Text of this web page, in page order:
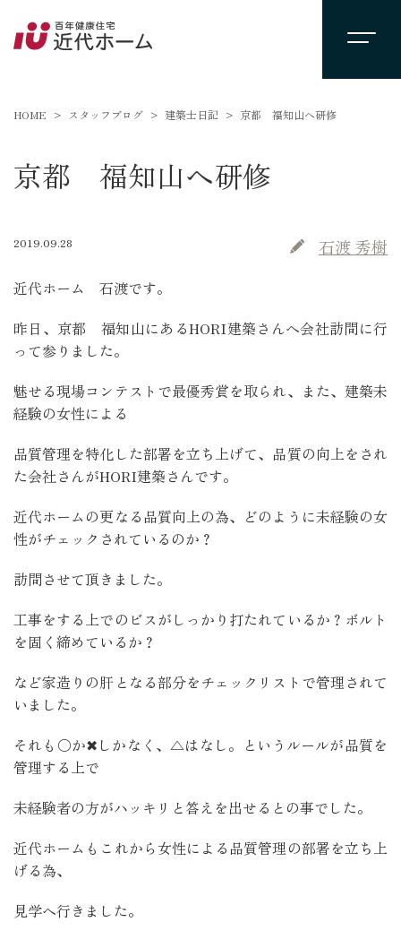
HOME スタッフブログ 建築士日記 京都 福知山へ研修
京都 福知山へ研修
2019.09.28 石渡 秀樹
近代ホーム 石渡です。
昨日、京都 福知山にあるHORI建築さんへ会社訪問に行
って参りました。
魅せる現場コンテストで最優秀賞を取られ、また、建築未
経験の女性による
品質管理を特化した部署を立ち上げて、品質の向上をされ
た会社さんがHORI建築さんです。
近代ホームの更なる品質向上の為、どのように未経験の女
性がチェックされているのか？
訪問させて頂きました。
工事をする上でのビスがしっかり打たれているか？ボルト
を固く締めているか？
など家造りの肝となる部分をチェックリストで管理されて
いました。
それも〇か✖しかなく、△はなし。というルールが品質を
管理する上で
未経験者の方がハッキリと答えを出せるとの事でした。
近代ホームもこれから女性による品質管理の部署を立ち上
げる為、
見学へ行きました。